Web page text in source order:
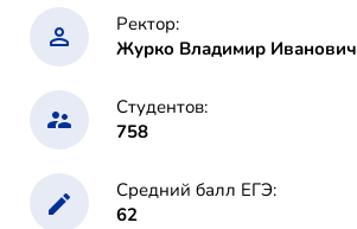
Ректор:
Журко Владимир Иванович
Студентов:
758
Средний балл ЕГЭ:
62